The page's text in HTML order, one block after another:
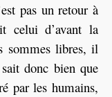
pas un retour à
celui d’avant la
sommes libres, il
donc bien que
par les humains,